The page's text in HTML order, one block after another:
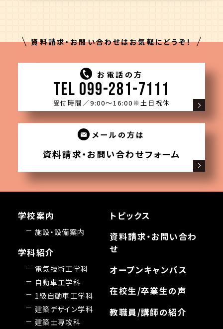
資料請求・お問い合わせはお気軽にどうぞ！
お電話の方
TEL 099-281-7111
受付時間／9:00〜16:00 ※土日祝休
メールの方は
資料請求・お問い合わせフォーム
学校案内
施設・設備案内
学科紹介
電気技術工学科
自動車工学科
1級自動車工学科
建築デザイン学科
建築士専攻科
トピックス
資料請求・お問い合わ
せ
オープンキャンパス
在校生/卒業生の声
教職員/講師の紹介